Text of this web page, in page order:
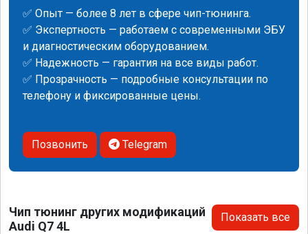
✅ Опыт — более 8 лет в сфере чип-тюнинга.
✅ Экспертность — работаем с современными ЭБУ
и диагностическим оборудованием.
✅ Надежность — гарантия на все виды работ.
✅ Прозрачность — подробные консультации по
телефону и фиксированные цены.
Позвонить Telegram
Чип тюнинг других модификаций
Audi Q7 4L
Показать все